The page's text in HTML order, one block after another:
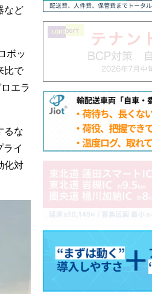
など
ボッ
比で
エラ
るな
イ
化対